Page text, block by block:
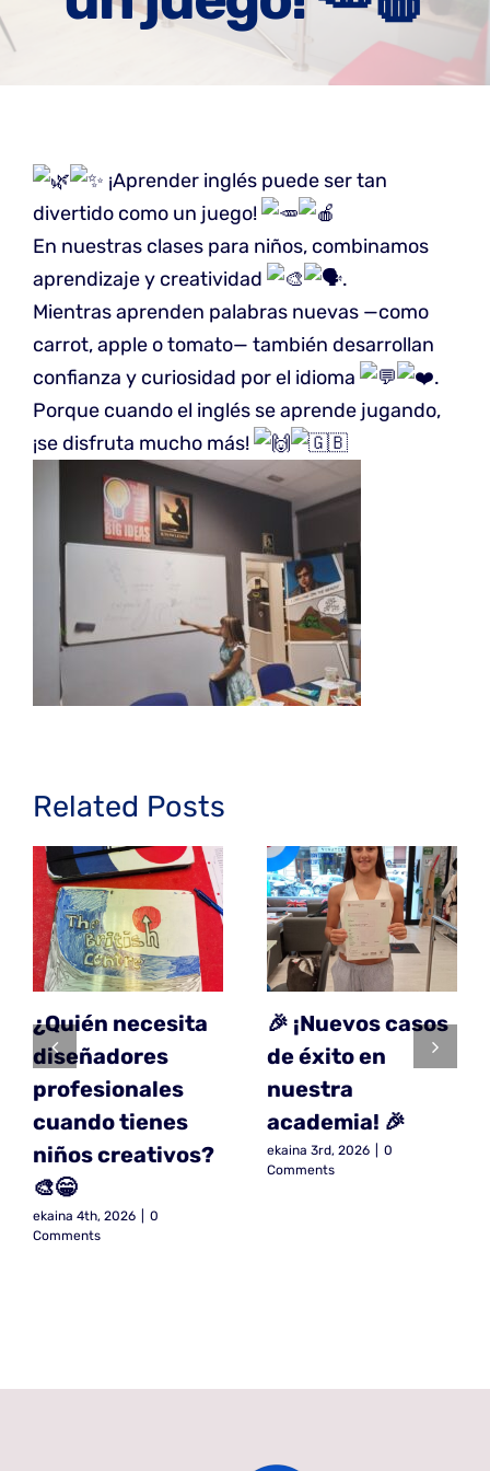
¡Aprender inglés puede ser tan
divertido como un juego!
En nuestras clases para niños, combinamos
aprendizaje y creatividad
.
Mientras aprenden palabras nuevas —como
carrot, apple o tomato— también desarrollan
confianza y curiosidad por el idioma
.
Porque cuando el inglés se aprende jugando,
¡se disfruta mucho más!
Related Posts
¿Quién necesita
diseñadores
profesionales
cuando tienes
niños creativos?
🎨😁
ekaina 4th, 2026
0
Comments
🎉 ¡Nuevos casos
de éxito en
nuestra
academia! 🎉
ekaina 3rd, 2026
0
Comments